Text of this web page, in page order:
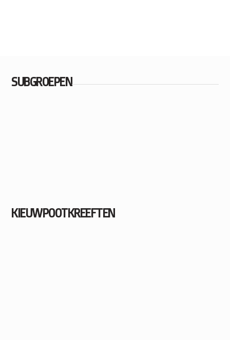
SUBGROEPEN
KIEUWPOOTKREEFTEN